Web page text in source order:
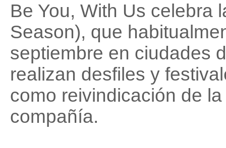
Be You, With Us celebra
Season), que
septiembre en ciudades
realizan desfiles y
como reivindicación de
compañía.